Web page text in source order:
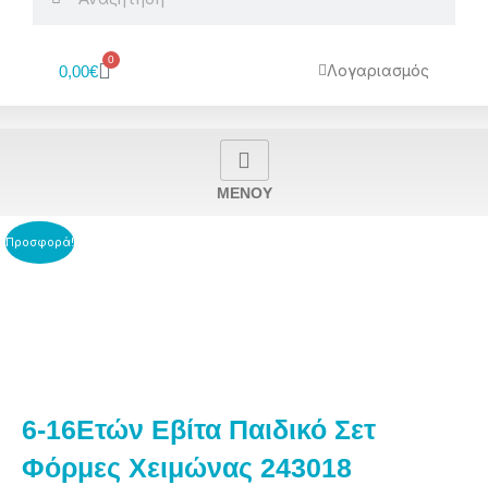
0,00€
0
Cart Λογαριασμός
MENOY
Προσφορά!
6-16Ετών Εβίτα Παιδικό Σετ
Φόρμες Χειμώνας 243018